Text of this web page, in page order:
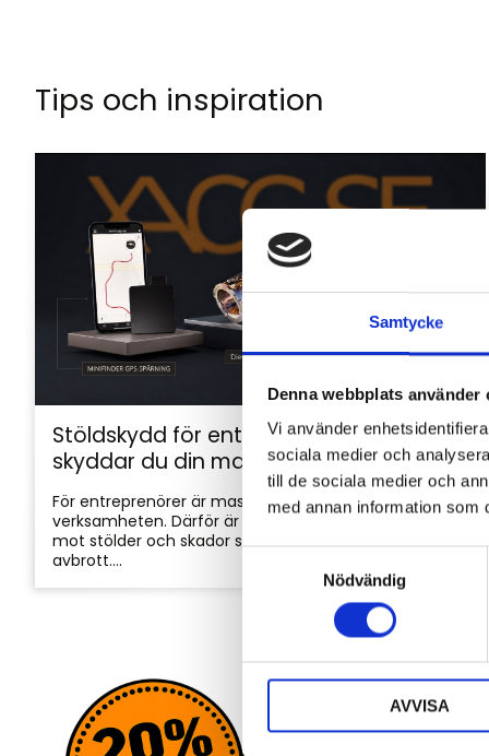
Samtycke
Denna webbplats använder
Vi använder
sociala medier och
till de sociala medier och
med annan information som
y
Nödvändig
AVVISA
Tips och inspiration
Stöldskydd för entreprenadmaskiner: så
skyddar du din maskin och utrustning
För entreprenörer är maskinerna hjärtat i
verksamheten. Därför är det viktigt att skydda dem
mot stölder och skador som kan orsaka kostsamma
avbrott....